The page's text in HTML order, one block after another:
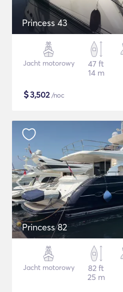
Princess 43
Jacht motorowy
47 ft
14 m
$3,502/noc
Princess 82
Jacht motorowy
82 ft
25 m